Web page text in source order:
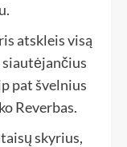
atskleis visą
pat švelnius
Reverbas.
skyrius,